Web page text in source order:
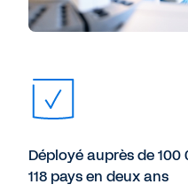
Déployé auprès de
118 pays en deux ans